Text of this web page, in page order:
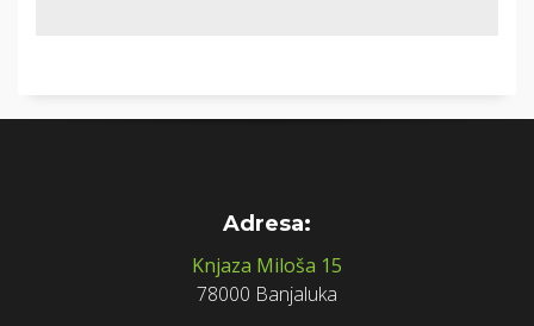
Adresa:
Knjaza Miloša 15
78000 Banjaluka